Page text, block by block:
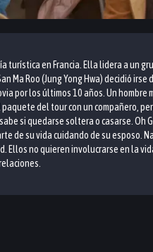
turística en Francia. Ella lidera a un
Roo (Jung Yong Hwa) decidió irse
por los últimos 10 años. Un hombre
del tour con un compañero,
si quedarse soltera o casarse. Oh
de su vida cuidando de su esposo.
Ellos no quieren involucrarse en la